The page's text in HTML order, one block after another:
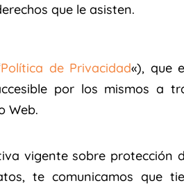
que le asisten.
Política de Privacidad«), que
por los mismos a
Web.
vigente sobre protección
te comunicamos que